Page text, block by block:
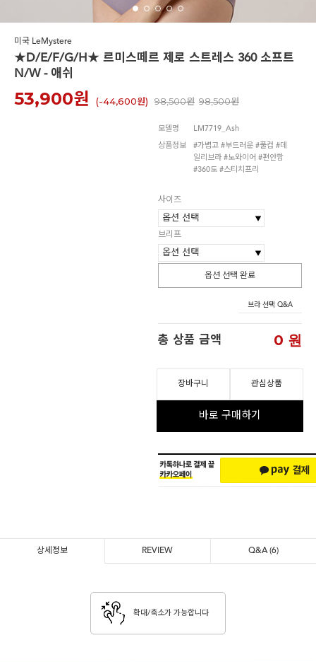
미국 LeMystere
★D/E/F/G/H★ 르미스떼르 제로 스트레스 360 소프트
N/W - 애쉬
53,900원 (-44,600원) 98,500원 98,500원
모델명 LM7719_Ash
상품정보
#가볍고 #부드러운 #풀컵 #데
일리브라 #노와이어 #편안함
#360도 #스티치프리
사이즈
브리프
옵션 선택 완료
브라 선택 Q&A
총 상품 금액 0 원
장바구니 관심상품
바로 구매하기
상세정보 REVIEW Q&A(6)
확대/축소가 가능합니다